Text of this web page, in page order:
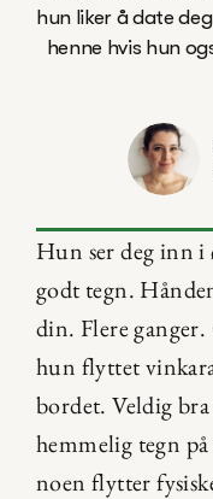
hun liker å date
henne hvis hun
Hun ser deg inn i
godt tegn.
din. Flere ganger.
hun flyttet
bordet. Veldig
hemmelig tegn
noen flytter